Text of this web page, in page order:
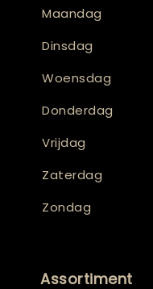
Maandag
Dinsdag
Woensdag
Donderdag
Vrijdag
Zaterdag
Zondag
Assortiment